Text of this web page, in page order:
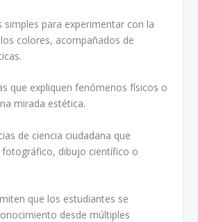
simples para experimentar con la
colores, acompañados de
que expliquen fenómenos físicos o
mirada estética.
de ciencia ciudadana que
dibujo científico o
que los estudiantes se
desde múltiples